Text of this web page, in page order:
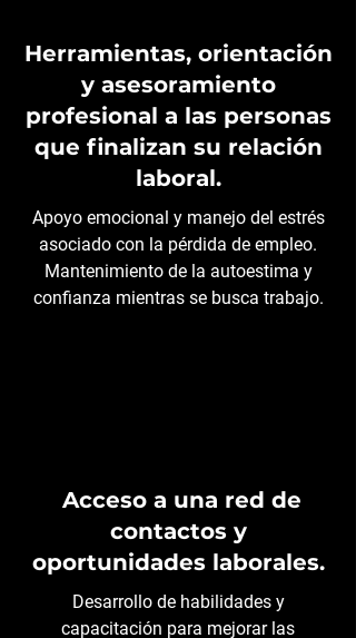
Herramientas, orientación
y asesoramiento
profesional a las personas
que finalizan su relación
laboral.
Apoyo emocional y manejo del estrés
asociado con la pérdida de empleo.
Mantenimiento de la autoestima y
confianza mientras se busca trabajo.
Acceso a una red de
contactos y
oportunidades laborales.
Desarrollo de habilidades y
capacitación para mejorar las